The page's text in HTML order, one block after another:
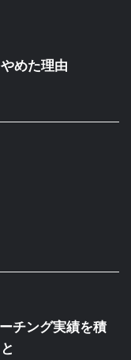
めた理由
チング実績を積